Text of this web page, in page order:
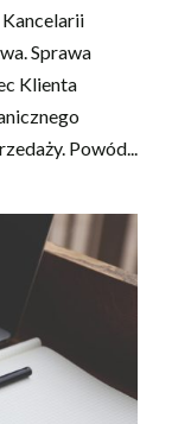
Sprawa
Klienta
Powód...